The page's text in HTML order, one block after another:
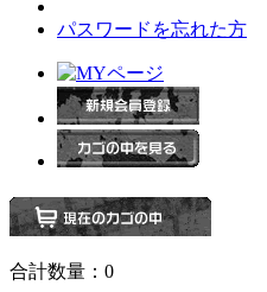
パスワードを忘れた方
合計数量： 0